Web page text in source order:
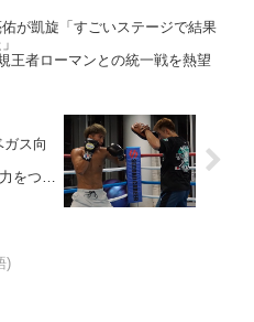
が凱旋「すごいステージで結果
」
王者ローマンとの統一戦を熱望
ス向
をつけ
)